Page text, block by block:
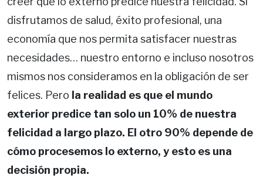
disfrutamos de salud, éxito profesional, una
economía que nos permita satisfacer nuestras
necesidades… nuestro entorno e incluso nosotros
mismos nos consideramos en la obligación de ser
felices. Pero la realidad es que el mundo
exterior predice tan solo un 10% de nuestra
felicidad a largo plazo. El otro 90% depende de
cómo procesemos lo externo, y esto es una
decisión propia.